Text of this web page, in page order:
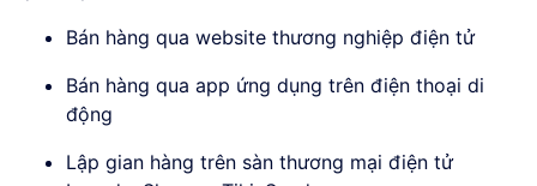
Bán hàng qua website thương nghiệp điện tử
Bán hàng qua app ứng dụng trên điện thoại di
động
Lập gian hàng trên sàn thương mại điện tử